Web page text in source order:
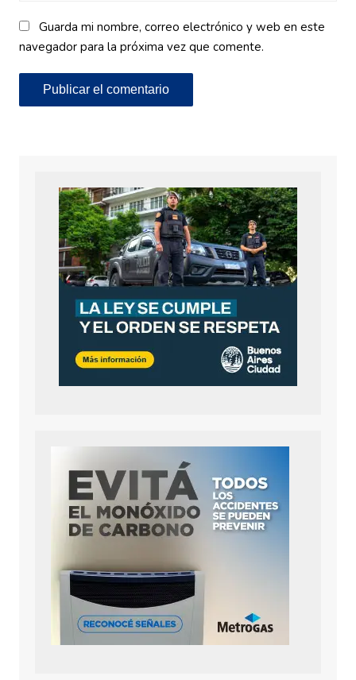
Guarda mi nombre, correo electrónico y web en este
navegador para la próxima vez que comente.